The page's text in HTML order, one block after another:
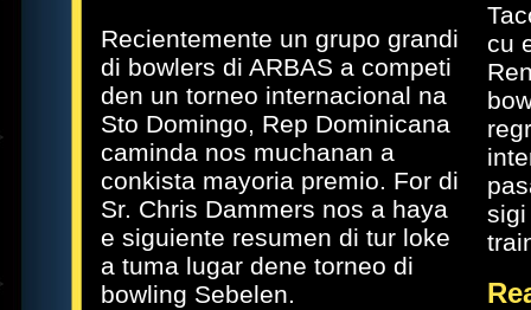
Recientemente un grupo grandi
di bowlers di ARBAS a competi
den un torneo internacional na
Sto Domingo, Rep Dominicana
caminda nos muchanan a
conkista mayoria premio. For di
Sr. Chris Dammers nos a haya
e siguiente resumen di tur loke
a tuma lugar dene torneo di
bowling Sebelen.
cu
sigi